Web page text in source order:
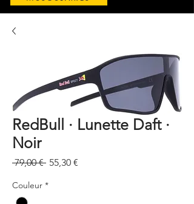
RedBull · Lunette Daft ·
Noir
79,00 € Prix
55,30 €
Couleur *